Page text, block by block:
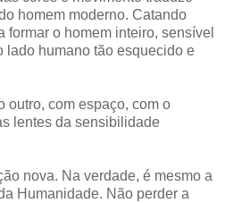
homem moderno. Catando
formar o homem inteiro, sensível
lado humano tão esquecido e
outro, com espaço, com o
lentes da sensibilidade
nova. Na verdade, é mesmo a
Humanidade. Não perder a